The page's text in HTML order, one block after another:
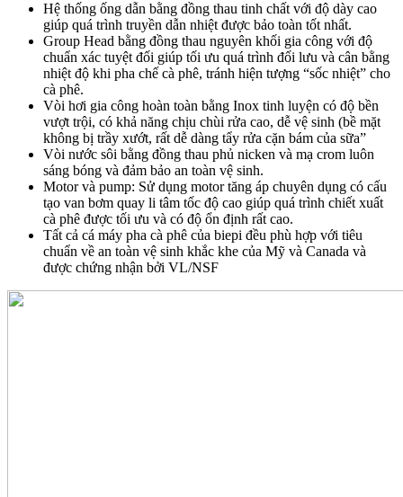
Hệ thống ống dẫn bằng đồng thau tinh chất với độ dày cao
giúp quá trình truyền dẫn nhiệt được bảo toàn tốt nhất.
Group Head bằng đồng thau nguyên khối gia công với độ
chuẩn xác tuyệt đối giúp tối ưu quá trình đối lưu và cân bằng
nhiệt độ khi pha chế cà phê, tránh hiện tượng “sốc nhiệt” cho
cà phê.
Vòi hơi gia công hoàn toàn bằng Inox tinh luyện có độ bền
vượt trội, có khả năng chịu chùi rửa cao, dễ vệ sinh (bề mặt
không bị trầy xướt, rất dễ dàng tẩy rửa cặn bám của sữa”
Vòi nước sôi bằng đồng thau phủ nicken và mạ crom luôn
sáng bóng và đảm bảo an toàn vệ sinh.
Motor và pump: Sử dụng motor tăng áp chuyên dụng có cấu
tạo van bơm quay li tâm tốc độ cao giúp quá trình chiết xuất
cà phê được tối ưu và có độ ổn định rất cao.
Tất cả cá máy pha cà phê của biepi đều phù hợp với tiêu
chuẩn về an toàn vệ sinh khắc khe của Mỹ và Canada và
được chứng nhận bởi VL/NSF